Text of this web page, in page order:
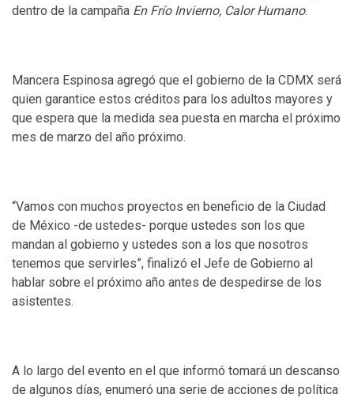
dentro de la campaña En Frío Invierno, Calor Humano.
Mancera Espinosa agregó que el gobierno de la CDMX será
quien garantice estos créditos para los adultos mayores y
que espera que la medida sea puesta en marcha el próximo
mes de marzo del año próximo.
“Vamos con muchos proyectos en beneficio de la Ciudad
de México -de ustedes- porque ustedes son los que
mandan al gobierno y ustedes son a los que nosotros
tenemos que servirles”, finalizó el Jefe de Gobierno al
hablar sobre el próximo año antes de despedirse de los
asistentes.
A lo largo del evento en el que informó tomará un descanso
de algunos días, enumeró una serie de acciones de política